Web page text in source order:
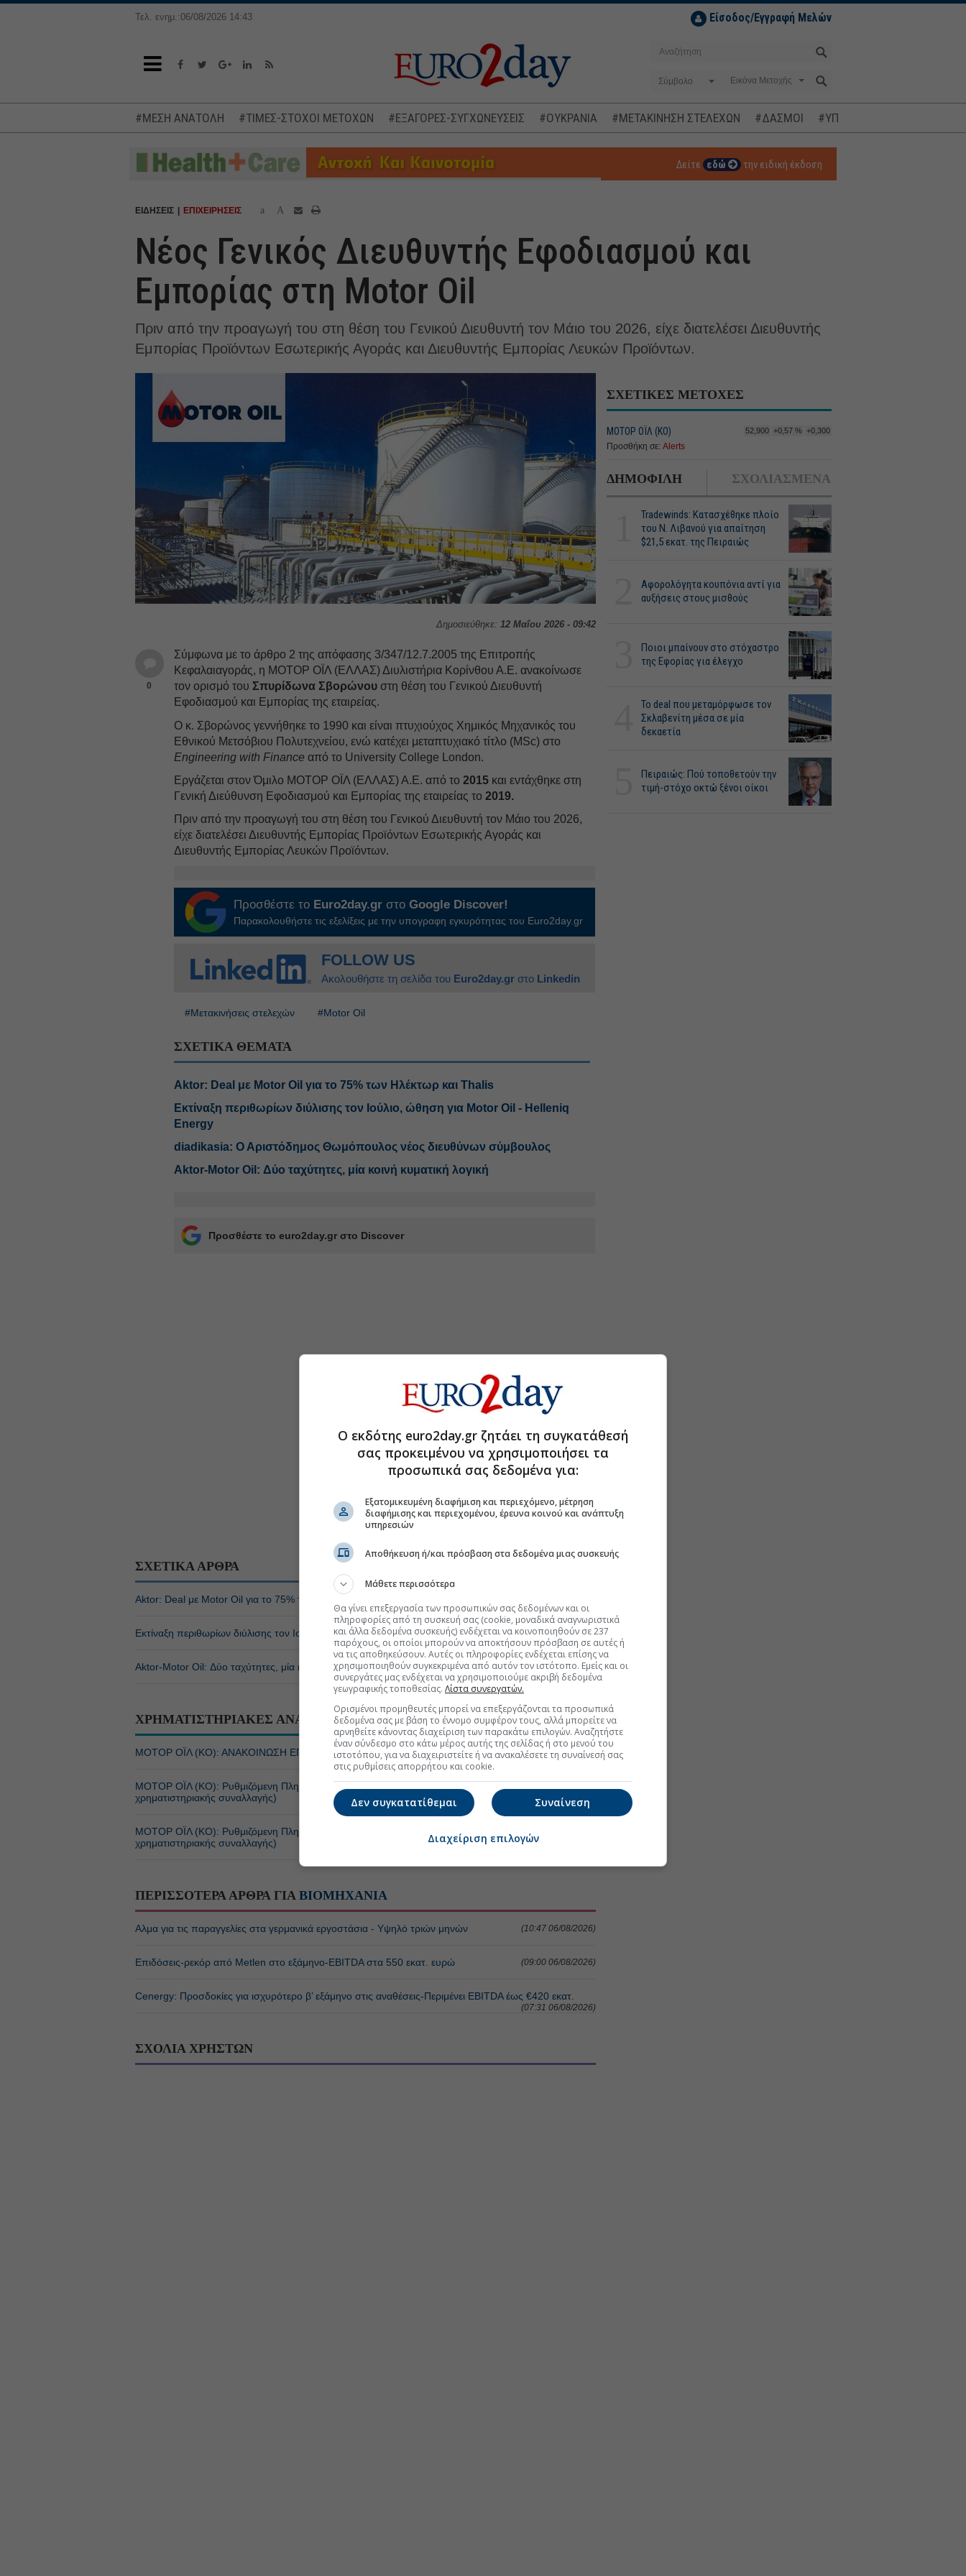
Τελ. ενημ.:06/08/2026 14:43 Είσοδος/Εγγραφή Μελών
Σύμβολο
#ΜΕΣΗ ΑΝΑΤΟΛΗ #ΤΙΜΕΣ-ΣΤΟΧΟΙ ΜΕΤΟΧΩΝ #ΕΞΑΓΟΡΕΣ-ΣΥΓΧΩΝΕΥΣΕΙΣ #ΟΥΚΡΑΝΙΑ #ΜΕΤΑΚΙΝΗΣΗ ΣΤΕΛΕΧΩΝ #ΔΑΣΜΟΙ #ΥΠΟΚΛΟΠΕΣ
Δείτε εδώ την ειδική έκδοση
ΕΙΔΗΣΕΙΣ ΕΠΙΧΕΙΡΗΣΕΙΣ a A
Νέος Γενικός Διευθυντής Εφοδιασμού και
Εμπορίας στη Motor Oil
Πριν από την προαγωγή του στη θέση του Γενικού Διευθυντή τον Μάιο του 2026, είχε διατελέσει Διευθυντής
Εμπορίας Προϊόντων Εσωτερικής Αγοράς και Διευθυντής Εμπορίας Λευκών Προϊόντων.
Δημοσιεύθηκε: 12 Μαΐου 2026 - 09:42
0
Σύμφωνα με το άρθρο 2 της απόφασης 3/347/12.7.2005 της Επιτροπής
Κεφαλαιαγοράς, η ΜΟΤΟΡ ΟΪΛ (ΕΛΛΑΣ) Διυλιστήρια Κορίνθου Α.Ε. ανακοίνωσε
τον ορισμό τουΣπυρίδωνα Σβορώνου στη θέση του Γενικού Διευθυντή
Εφοδιασμού και Εμπορίας της εταιρείας.
Ο κ. Σβορώνος γεννήθηκε το 1990 και είναι πτυχιούχος Χημικός Μηχανικός του
Εθνικού Μετσόβιου Πολυτεχνείου, ενώ κατέχει μεταπτυχιακό τίτλο (MSc) στο
Engineering with Finance από το University College London.
Εργάζεται στον Όμιλο ΜΟΤΟΡ ΟΪΛ (ΕΛΛΑΣ) Α.Ε. από το2015 και εντάχθηκε στη
Γενική Διεύθυνση Εφοδιασμού και Εμπορίας της εταιρείας το2019.
Πριν από την προαγωγή του στη θέση του Γενικού Διευθυντή τον Μάιο του 2026,
είχε διατελέσει Διευθυντής Εμπορίας Προϊόντων Εσωτερικής Αγοράς και
Διευθυντής Εμπορίας Λευκών Προϊόντων.
Προσθέστε το Euro2day.gr στοGoogle Discover!
Παρακολουθήστε τις εξελίξεις με την υπογραφη εγκυρότητας του Euro2day.gr
FOLLOW US
Ακολουθήστε τη σελίδα του Euro2day.gr στο Linkedin
#Μετακινήσεις στελεχών #Motor Oil
ΣΧΕΤΙΚΑ ΘΕΜΑΤΑ
Aktor: Deal με Motor Oil για το 75% των Ηλέκτωρ και Thalis
Εκτίναξη περιθωρίων διύλισης τον Ιούλιο, ώθηση για Motor Oil - Helleniq
Energy
diadikasia: Ο Αριστόδημος Θωμόπουλος νέος διευθύνων σύμβουλος
Αktor-Motor Oil: Δύο ταχύτητες, μία κοινή κυματική λογική
Προσθέστε το euro2day.gr στο Discover
ΣΧΕΤΙΚΕΣ ΜΕΤΟΧΕΣ
ΜΟΤΟΡ ΟΪΛ (ΚΟ) 52,900 +0,57 % +0,300
Προσθήκη σε: Alerts
ΔΗΜΟΦΙΛΗ ΣΧΟΛΙΑΣΜΕΝΑ
Tradewinds: Κατασχέθηκε πλοίο
του Ν. Λιβανού για απαίτηση
$21,5 εκατ. της Πειραιώς
Αφορολόγητα κουπόνια αντί για
αυξήσεις στους μισθούς
Ποιοι μπαίνουν στο στόχαστρο
της Εφορίας για έλεγχο
Το deal που μεταμόρφωσε τον
Σκλαβενίτη μέσα σε μία
δεκαετία
Πειραιώς: Πού τοποθετούν την
τιμή-στόχο οκτώ ξένοι οίκοι
ΣΧΕΤΙΚΑ ΑΡΘΡΑ Περισσότερα για τη Μετοχή
Aktor: Deal με Motor Oil για το 75% των Ηλέκτωρ και Thalis
Εκτίναξη περιθωρίων διύλισης τον Ιούλιο, ώθηση για Motor Oil - Helleniq Energy (09:24 04/08/2026)
Αktor-Motor Oil: Δύο ταχύτητες, μία κοινή κυματική λογική (07:35 03/08/2026)
ΧΡΗΜΑΤΙΣΤΗΡΙΑΚΕΣ ΑΝΑΚΟΙΝΩΣΕΙΣ Περισσότερα για τη Μετοχή
ΜΟΤΟΡ ΟΪΛ (ΚΟ): ΑΝΑΚΟΙΝΩΣΗ ΕΠΙΧΕΙΡΗΜΑΤΙΚΩΝ ΕΞΕΛΙΞΕΩΝ (17:34 05/08/2026)
ΜΟΤΟΡ ΟΪΛ (ΚΟ): Ρυθμιζόμενη Πληροφορία (Κανονισμός ΕΕ 596/2014: Γνωστοποίηση
χρηματιστηριακής συναλλαγής)
(15:01 27/07/2026)
ΜΟΤΟΡ ΟΪΛ (ΚΟ): Ρυθμιζόμενη Πληροφορία (Κανονισμός ΕΕ 596/2014: Γνωστοποίηση
χρηματιστηριακής συναλλαγής)
(12:29 27/07/2026)
ΠΕΡΙΣΣΟΤΕΡΑ ΑΡΘΡΑ ΓΙΑ ΒΙΟΜΗΧΑΝΙΑ
Αλμα για τις παραγγελίες στα γερμανικά εργοστάσια - Υψηλό τριών μηνών (10:47 06/08/2026)
Επιδόσεις-ρεκόρ από Metlen στο εξάμηνο-EBITDA στα 550 εκατ. ευρώ (09:00 06/08/2026)
Cenergy: Προσδοκίες για ισχυρότερο β’ εξάμηνο στις αναθέσεις-Περιμένει EBITDA έως €420 εκατ.
(07:31 06/08/2026)
ΣΧΟΛΙΑ ΧΡΗΣΤΩΝ
Ο εκδότης euro2day.gr ζητάει τη συγκατάθεσή
σας προκειμένου να χρησιμοποιήσει τα
προσωπικά σας δεδομένα για:
Εξατομικευμένη διαφήμιση και περιεχόμενο, μέτρηση
διαφήμισης και περιεχομένου, έρευνα κοινού και ανάπτυξη
υπηρεσιών
Αποθήκευση ή/και πρόσβαση στα δεδομένα μιας συσκευής
Μάθετε περισσότερα
Θα γίνει επεξεργασία των προσωπικών σας δεδομένων και οι
πληροφορίες από τη συσκευή σας (cookie, μοναδικά αναγνωριστικά
και άλλα δεδομένα συσκευής) ενδέχεται να κοινοποιηθούν σε 237
παρόχους, οι οποίοι μπορούν να αποκτήσουν πρόσβαση σε αυτές ή
να τις αποθηκεύσουν. Αυτές οι πληροφορίες ενδέχεται επίσης να
χρησιμοποιηθούν συγκεκριμένα από αυτόν τον ιστότοπο. Εμείς και οι
συνεργάτες μας ενδέχεται να χρησιμοποιούμε ακριβή δεδομένα
γεωγραφικής τοποθεσίας. Λίστα συνεργατών.
Ορισμένοι προμηθευτές μπορεί να επεξεργάζονται τα προσωπικά
δεδομένα σας με βάση το έννομο συμφέρον τους, αλλά μπορείτε να
αρνηθείτε κάνοντας διαχείριση των παρακάτω επιλογών. Αναζητήστε
έναν σύνδεσμο στο κάτω μέρος αυτής της σελίδας ή στο μενού του
ιστοτόπου, για να διαχειριστείτε ή να ανακαλέσετε τη συναίνεσή σας
στις ρυθμίσεις απορρήτου και cookie.
Συναίνεση
Δεν συγκατατίθεμαι
Διαχείριση επιλογών